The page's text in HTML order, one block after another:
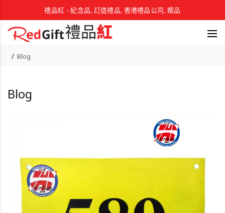
禮品紅 - 紀念品, 訂造禮品, 香港禮品公司, 贈品
Blog
Blog